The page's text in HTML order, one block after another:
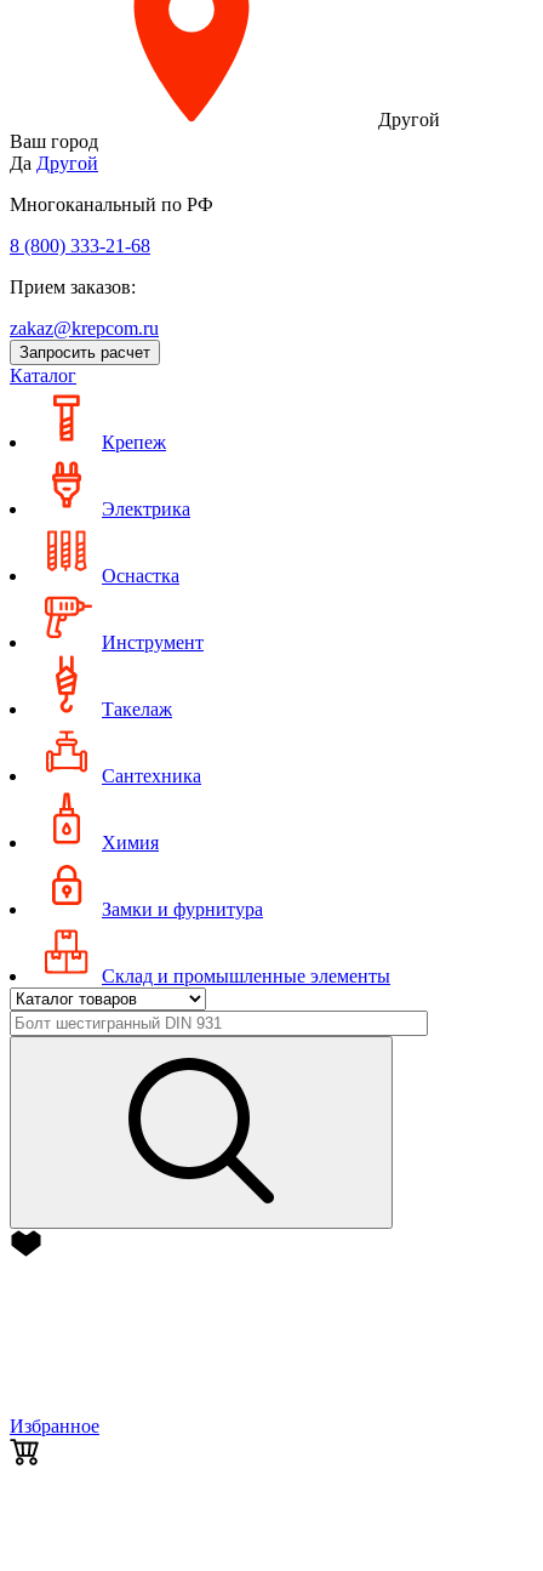
Другой
Ваш город
Да Другой
Многоканальный по РФ
8 (800) 333‑21-68
Прием заказов:
zakaz@krepcom.ru
Запросить расчет
Каталог
Крепеж
Электрика
Оснастка
Инструмент
Такелаж
Сантехника
Химия
Замки и фурнитура
Склад и промышленные элементы
Избранное